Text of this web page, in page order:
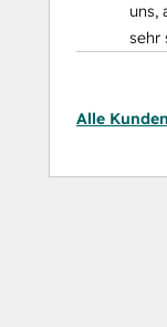
uns,
sehr
Alle